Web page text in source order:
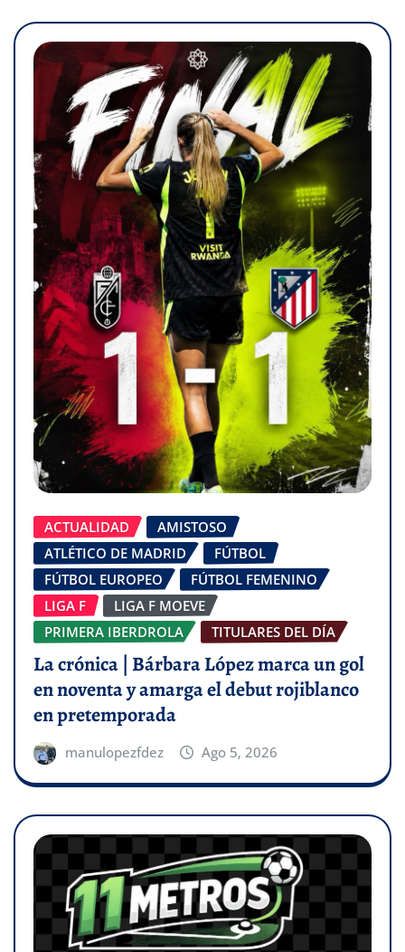
ACTUALIDAD
AMISTOSO
ATLÉTICO DE MADRID
FÚTBOL
FÚTBOL EUROPEO
FÚTBOL FEMENINO
LIGA F
LIGA F MOEVE
PRIMERA IBERDROLA
TITULARES DEL DÍA
La crónica | Bárbara López marca un gol
en noventa y amarga el debut rojiblanco
en pretemporada
manulopezfdez Ago 5, 2026